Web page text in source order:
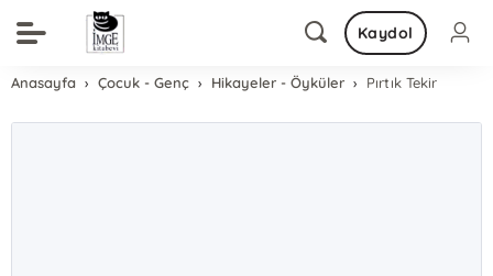
Kaydol
Anasayfa Çocuk - Genç Hikayeler - Öyküler Pırtık Tekir